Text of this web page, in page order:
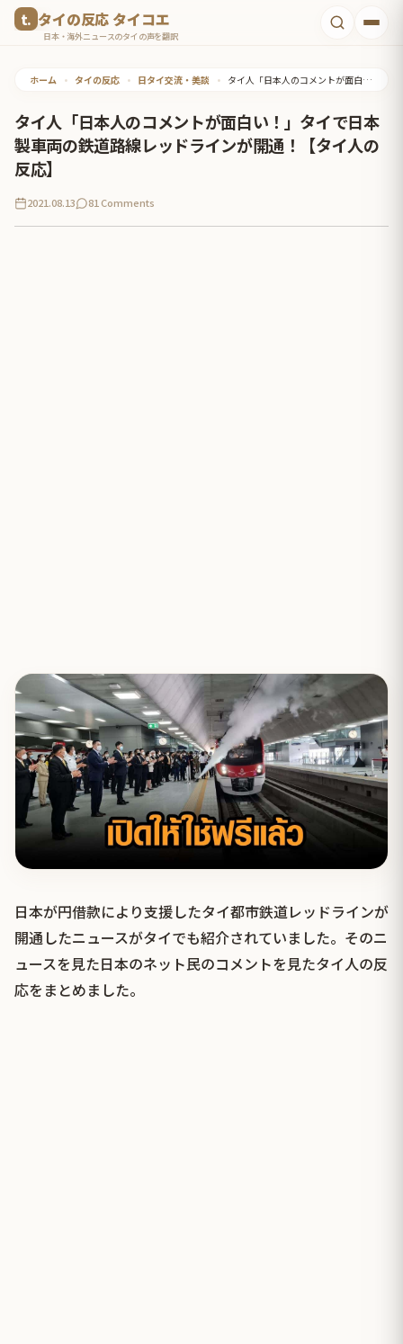
タイの反応 タイコエ
日本・海外ニュースのタイの声を翻訳
ホーム • タイの反応 • 日タイ交流・美談 • タイ人「日本人のコメントが面白い！」タイで日本製車両の鉄道路線レッドラインが開通！【タイ人の反応】
タイ人「日本人のコメントが面白い！」タイで日本
製車両の鉄道路線レッドラインが開通！【タイ人の
反応】
2021.08.13 81 Comments
日本が円借款により支援したタイ都市鉄道レッドラインが
開通したニュースがタイでも紹介されていました。そのニ
ュースを見た日本のネット民のコメントを見たタイ人の反
応をまとめました。